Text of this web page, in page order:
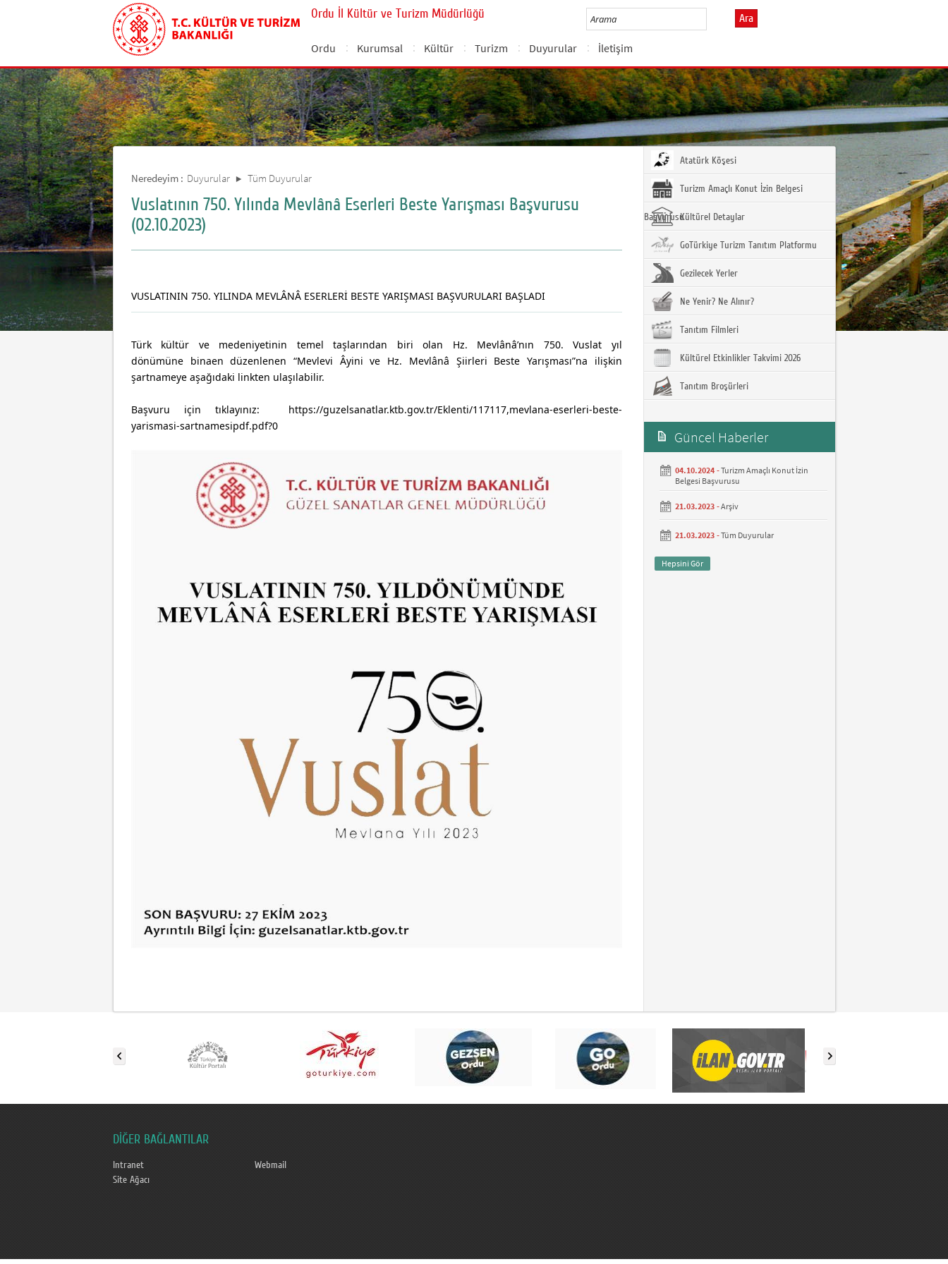
Ordu İl Kültür ve Turizm Müdürlüğü Ara
Ordu Kurumsal Kültür Turizm Duyurular İletişim
Neredeyim : Duyurular Tüm Duyurular
Vuslatının 750. Yılında Mevlânâ Eserleri Beste Yarışması Başvurusu
(02.10.2023)
VUSLATININ 750. YILINDA MEVLÂNÂ ESERLERI BESTE YARIŞMASI BAŞVURULARI BAŞLADI
Türk kültür ve medeniyetinin temel taşlarından biri olan Hz. Mevlânâ’nın 750. Vuslat yıl
dönümüne binaen düzenlenen “Mevlevi Âyini ve Hz. Mevlânâ Şiirleri Beste Yarışması”na ilişkin
şartnameye aşağıdaki linkten ulaşılabilir.
Başvuru için tıklayınız: https://guzelsanatlar.ktb.gov.tr/Eklenti/117117,mevlana-eserleri-beste-
yarismasi-sartnamesipdf.pdf?0
Atatürk Köşesi
Turizm Amaçlı Konut İzin Belgesi
BaşvurusuKültürel Detaylar
GoTürkiye Turizm Tanıtım Platformu
Gezilecek Yerler
Ne Yenir? Ne Alınır?
Tanıtım Filmleri
Kültürel Etkinlikler Takvimi 2026
Tanıtım Broşürleri
Güncel Haberler
04.10.2024 -Turizm Amaçlı Konut İzin
Belgesi Başvurusu
21.03.2023 -Arşiv
21.03.2023 -Tüm Duyurular
Hepsini Gör
DİĞER BAĞLANTILAR
Intranet
Webmail
Site Ağacı